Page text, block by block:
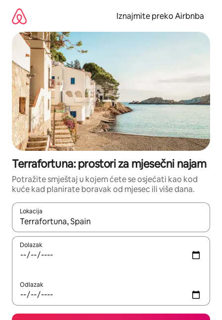
sadržaj
Iznajmite preko Airbnba
Terrafortuna: prostori za mjesečni najam
Potražite smještaj u kojem ćete se osjećati kao kod
kuće kad planirate boravak od mjesec ili više dana.
Lokacija
Kada budu dostupni rezultati, moći ćete ih pregledati
Dolazak
Odlazak